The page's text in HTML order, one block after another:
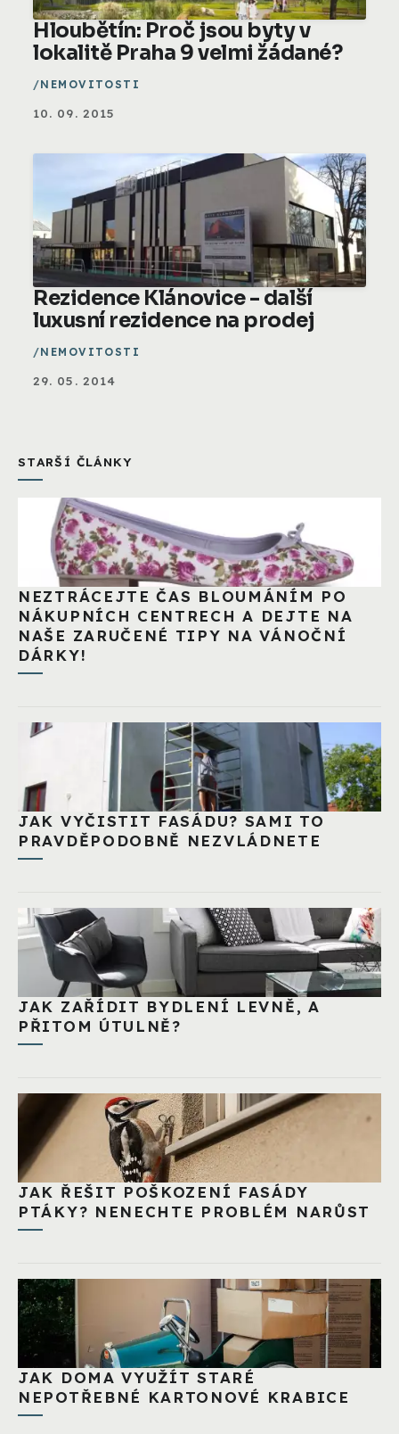
Hloubětín: Proč jsou byty v
lokalitě Praha 9 velmi žádané?
NEMOVITOSTI
10. 09. 2015
Rezidence Klánovice - další
luxusní rezidence na prodej
NEMOVITOSTI
29. 05. 2014
STARŠÍ ČLÁNKY
NEZTRÁCEJTE ČAS BLOUMÁNÍM PO
NÁKUPNÍCH CENTRECH A DEJTE NA
NAŠE ZARUČENÉ TIPY NA VÁNOČNÍ
DÁRKY!
JAK VYČISTIT FASÁDU? SAMI TO
PRAVDĚPODOBNĚ NEZVLÁDNETE
JAK ZAŘÍDIT BYDLENÍ LEVNĚ, A
PŘITOM ÚTULNĚ?
JAK ŘEŠIT POŠKOZENÍ FASÁDY
PTÁKY? NENECHTE PROBLÉM NARŮST
JAK DOMA VYUŽÍT STARÉ
NEPOTŘEBNÉ KARTONOVÉ KRABICE